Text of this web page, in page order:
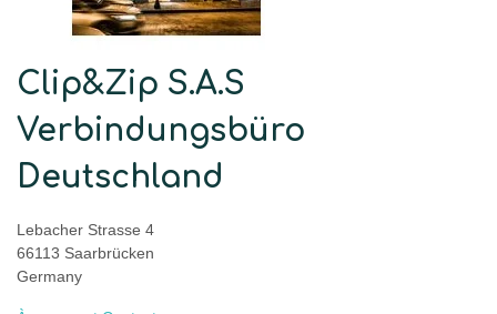
Clip&Zip S.A.S
Verbindungsbüro
Deutschland
Lebacher Strasse 4
66113 Saarbrücken
Germany